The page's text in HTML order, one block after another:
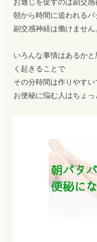
お通じを促すのは副交感
朝から時間に追われるバ
副交感神経は働けません
いろんな事情はあるか
く起きることで
その分時間は作りやすい
お便秘に悩む人はちょ